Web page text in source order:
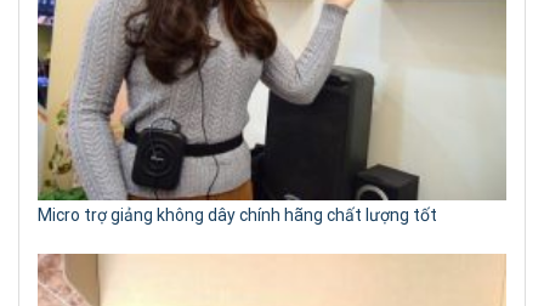
Micro trợ giảng không dây chính hãng chất lượng tốt